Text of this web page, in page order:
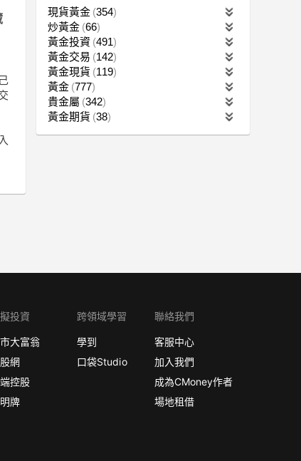
現貨黃金 354
炒黃金 66
黃金投資 491
黃金交易 142
黃金現貨 119
黃金 777
貴金屬 342
黃金期貨 38
投資
大富翁
網
控股
牌
跨領域學習
學到
口袋Studio
聯絡我們
客服中心
加入我們
成為CMoney作者
場地租借